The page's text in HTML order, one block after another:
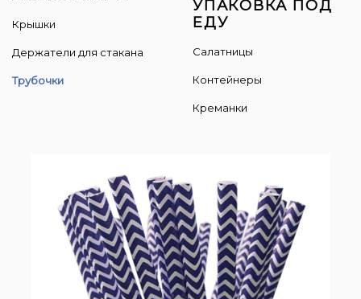
Крышки
Держатели для стакана
Трубочки
УПАКОВКА ПОД
ЕДУ
Салатницы
Контейнеры
Креманки